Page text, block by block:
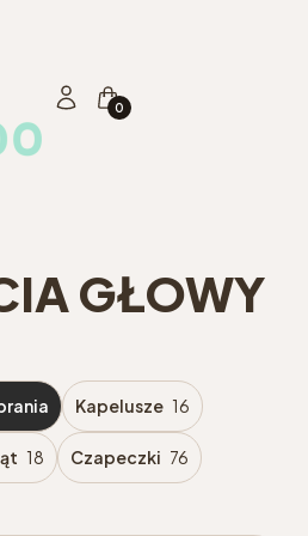
Zaloguj sięProdukty w koszyku: 0.
Koszyk
GŁOWY
Kapelusze 16
18 Czapeczki 76